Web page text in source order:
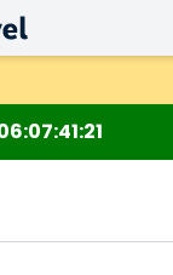
074120